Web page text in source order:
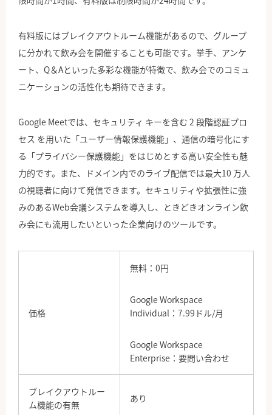
有料版にはブレイクアウトルーム機能があるので、グループ
に分かれて飲み会を開催することも可能です。挙手、アンケ
ート、Q＆Aといった多彩な機能が特徴で、飲み会でのコミュ
ニケーションの活性化も期待できます。
Google Meetでは、セキュリティ キーを含む 2 段階認証プロ
セス を用いた「ユーザー情報保護機能」、通信の暗号化にす
る「プライバシー保護機能」をはじめとする高い安全性も魅
力的です。また、ドメイン内でのライブ配信では最大10 万人
の視聴者に向けて発信できます。セキュリティや拡張性に強
みのあるWeb会議システムを導入し、ときどきオンライン飲
み会にも流用したいといった企業向けのツールです。
価格
無料：0円
Google Workspace
Individual：7.99ドル/月
Google Workspace
Enterprise：要問い合わせ
ブレイクアウトルー
ム機能の有無
あり